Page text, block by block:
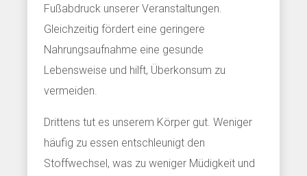
Fußabdruck unserer Veranstaltungen.
Gleichzeitig fördert eine geringere
Nahrungsaufnahme eine gesunde
Lebensweise und hilft, Überkonsum zu
vermeiden.
Drittens tut es unserem Körper gut. Weniger
häufig zu essen entschleunigt den
Stoffwechsel, was zu weniger Müdigkeit und